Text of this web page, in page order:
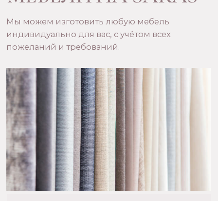
+7 (999) 008-98-88
Telegram: +7 (999) 008-98-88
Мебельный магазин: г. Москва,
ул. Вавилова, 66
м. Профсоюзная,
ТЦ Триумфальный, 4 этаж.
Режим работы:
с 11:00 – 19:00, Чт-Пт – выходной